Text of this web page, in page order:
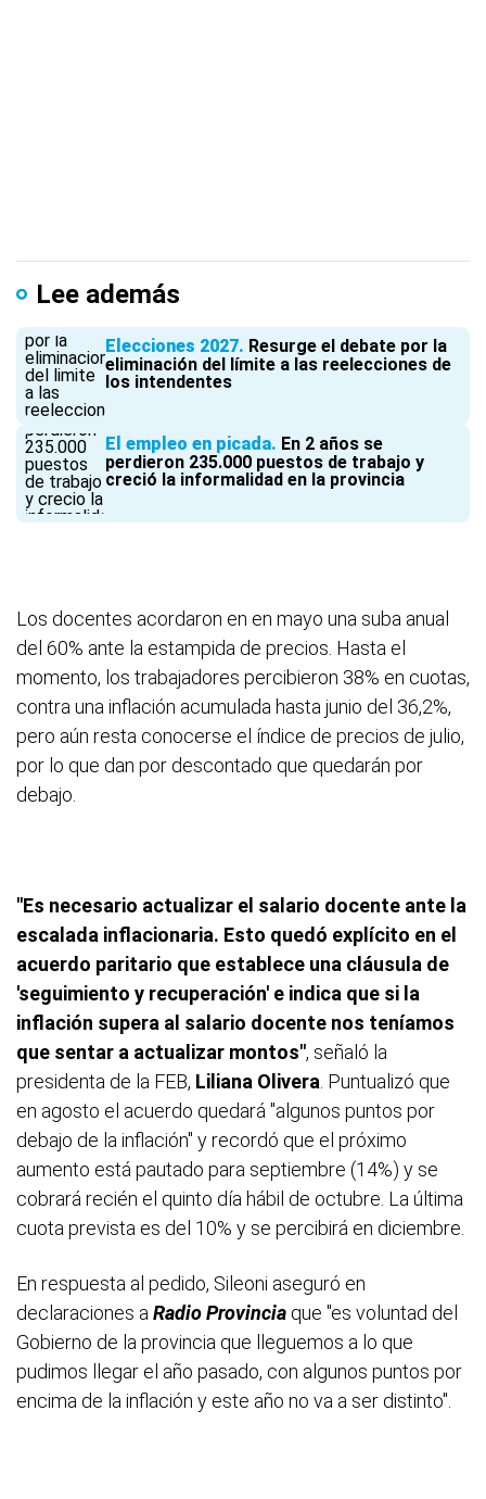
Lee además
Elecciones 2027 Resurge el debate por la
eliminación del límite a las reelecciones de
los intendentes
El empleo en picada En 2 años se
perdieron 235.000 puestos de trabajo y
creció la informalidad en la provincia
Los docentes acordaron en en mayo una suba anual
del 60% ante la estampida de precios. Hasta el
momento, los trabajadores percibieron 38% en cuotas,
contra una inflación acumulada hasta junio del 36,2%,
pero aún resta conocerse el índice de precios de julio,
por lo que dan por descontado que quedarán por
debajo.
"Es necesario actualizar el salario docente ante la
escalada inflacionaria. Esto quedó explícito en el
acuerdo paritario que establece una cláusula de
'seguimiento y recuperación' e indica que si la
inflación supera al salario docente nos teníamos
que sentar a actualizar montos", señaló la
presidenta de la FEB, Liliana Olivera . Puntualizó que
en agosto el acuerdo quedará "algunos puntos por
debajo de la inflación" y recordó que el próximo
aumento está pautado para septiembre (14%) y se
cobrará recién el quinto día hábil de octubre. La última
cuota prevista es del 10% y se percibirá en diciembre.
En respuesta al pedido, Sileoni aseguró en
declaraciones a Radio Provincia que "es voluntad del
Gobierno de la provincia que lleguemos a lo que
pudimos llegar el año pasado, con algunos puntos por
encima de la inflación y este año no va a ser distinto".